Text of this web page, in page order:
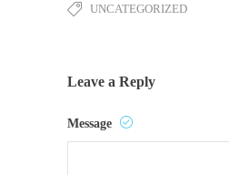
UNCATEGORIZED
Leave a Reply
Message